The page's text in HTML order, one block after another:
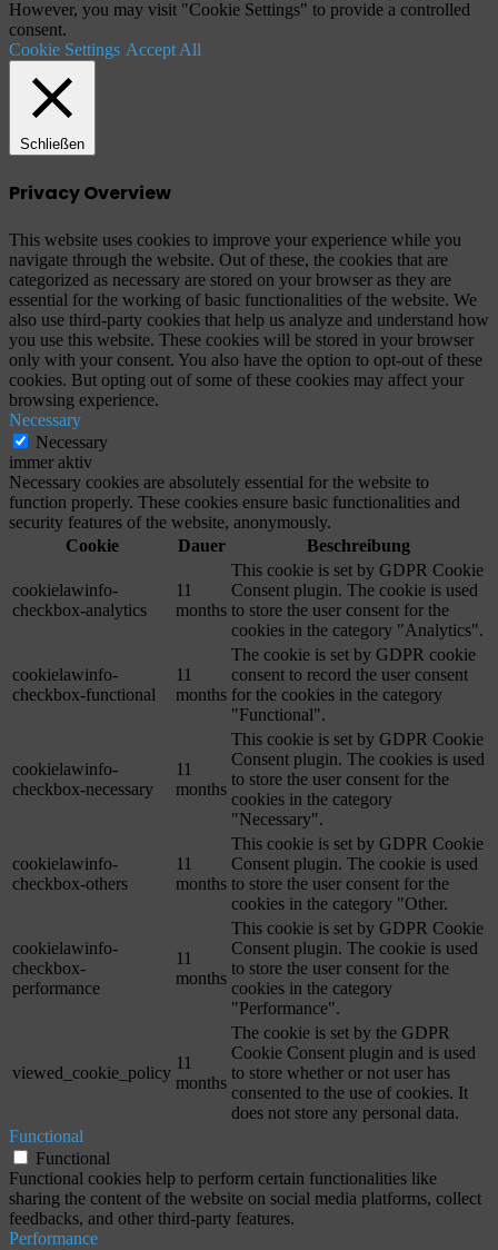
However, you may visit "Cookie Settings" to provide a controlled
consent.
Cookie Settings Accept All
Schließen
Privacy Overview
This website uses cookies to improve your experience while you
navigate through the website. Out of these, the cookies that are
categorized as necessary are stored on your browser as they are
essential for the working of basic functionalities of the website. We
also use third-party cookies that help us analyze and understand how
you use this website. These cookies will be stored in your browser
only with your consent. You also have the option to opt-out of these
cookies. But opting out of some of these cookies may affect your
browsing experience.
Necessary
Necessary
immer aktiv
Necessary cookies are absolutely essential for the website to
function properly. These cookies ensure basic functionalities and
security features of the website, anonymously.
Cookie
Dauer Beschreibung
cookielawinfo-
checkbox-analytics
11
months
This cookie is set by GDPR Cookie
Consent plugin. The cookie is used
to store the user consent for the
cookies in the category "Analytics".
cookielawinfo-
checkbox-functional
11
months
The cookie is set by GDPR cookie
consent to record the user consent
for the cookies in the category
"Functional".
cookielawinfo-
checkbox-necessary
11
months
This cookie is set by GDPR Cookie
Consent plugin. The cookies is used
to store the user consent for the
cookies in the category
"Necessary".
cookielawinfo-
checkbox-others
11
months
This cookie is set by GDPR Cookie
Consent plugin. The cookie is used
to store the user consent for the
cookies in the category "Other.
cookielawinfo-
checkbox-
performance
11
months
This cookie is set by GDPR Cookie
Consent plugin. The cookie is used
to store the user consent for the
cookies in the category
"Performance".
viewed_cookie_policy
11
months
The cookie is set by the GDPR
Cookie Consent plugin and is used
to store whether or not user has
consented to the use of cookies. It
does not store any personal data.
Functional
Functional
Functional cookies help to perform certain functionalities like
sharing the content of the website on social media platforms, collect
feedbacks, and other third-party features.
Performance